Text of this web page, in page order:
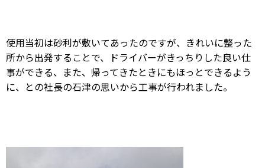
使用当初は砂利が敷いてあったのですが、きれいに整った
所から出発することで、ドライバーがきっちりした良い仕
事ができる、また、帰ってきたときにもほっとできるよう
に、との社長の石津の思いから工事が行われました。